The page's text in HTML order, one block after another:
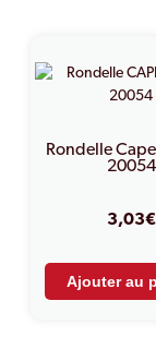
Rondelle
20054
3,03€
Ajouter au